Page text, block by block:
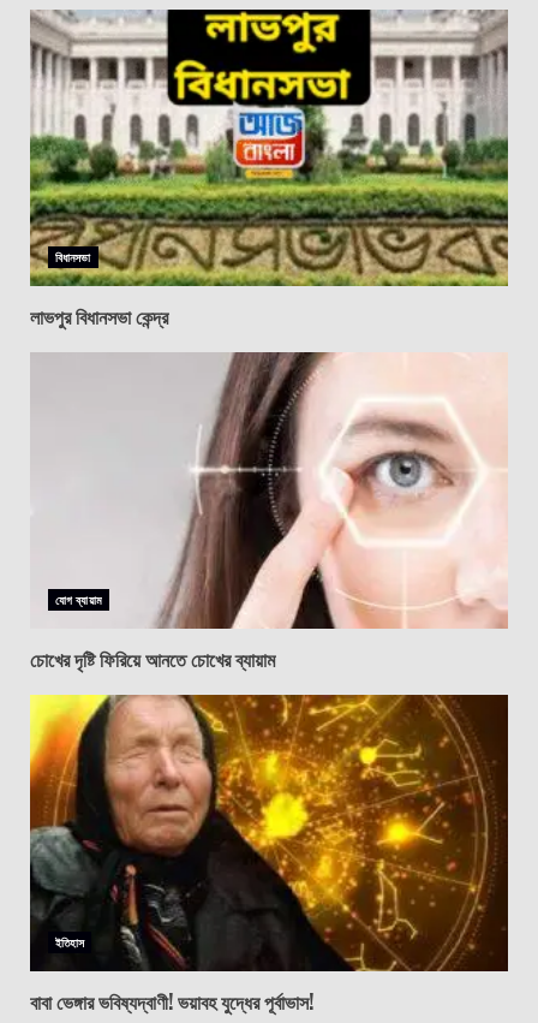
বিধানসভা
লাভপুর বিধানসভা কেন্দ্র
যোগ ব্যায়াম
চোখের দৃষ্টি ফিরিয়ে আনতে চোখের ব্যায়াম
ইতিহাস
বাবা ভেঙ্গার ভবিষ্যদ্বাণী! ভয়াবহ যুদ্ধের পূর্বাভাস!